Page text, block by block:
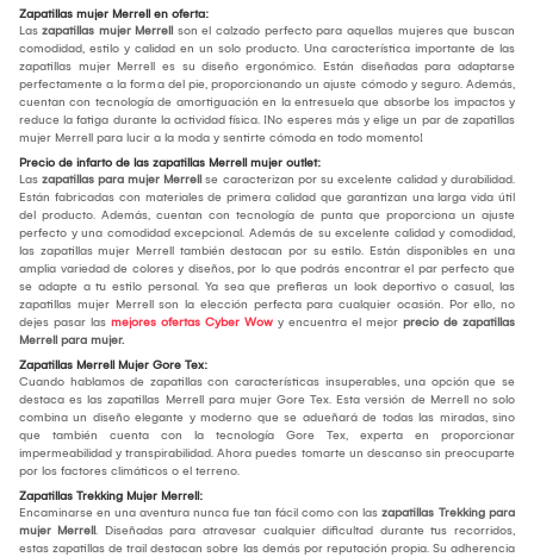
Zapatillas mujer Merrell en oferta:
Las zapatillas mujer Merrell son el calzado perfecto para aquellas mujeres que buscan
comodidad, estilo y calidad en un solo producto. Una característica importante de las
zapatillas mujer Merrell es su diseño ergonómico. Están diseñadas para adaptarse
perfectamente a la forma del pie, proporcionando un ajuste cómodo y seguro. Además,
cuentan con tecnología de amortiguación en la entresuela que absorbe los impactos y
reduce la fatiga durante la actividad física. ¡No esperes más y elige un par de zapatillas
mujer Merrell para lucir a la moda y sentirte cómoda en todo momento!
Precio de infarto de las zapatillas Merrell mujer outlet:
Las zapatillas para mujer Merrell se caracterizan por su excelente calidad y durabilidad.
Están fabricadas con materiales de primera calidad que garantizan una larga vida útil
del producto. Además, cuentan con tecnología de punta que proporciona un ajuste
perfecto y una comodidad excepcional. Además de su excelente calidad y comodidad,
las zapatillas mujer Merrell también destacan por su estilo. Están disponibles en una
amplia variedad de colores y diseños, por lo que podrás encontrar el par perfecto que
se adapte a tu estilo personal. Ya sea que prefieras un look deportivo o casual, las
zapatillas mujer Merrell son la elección perfecta para cualquier ocasión. Por ello, no
dejes pasar las mejores ofertas Cyber Wow y encuentra el mejor precio de zapatillas
Merrell para mujer.
Zapatillas Merrell Mujer Gore Tex:
Cuando hablamos de zapatillas con características insuperables, una opción que se
destaca es las zapatillas Merrell para mujer Gore Tex. Esta versión de Merrell no solo
combina un diseño elegante y moderno que se adueñará de todas las miradas, sino
que también cuenta con la tecnología Gore Tex, experta en proporcionar
impermeabilidad y transpirabilidad. Ahora puedes tomarte un descanso sin preocuparte
por los factores climáticos o el terreno.
Zapatillas Trekking Mujer Merrell:
Encaminarse en una aventura nunca fue tan fácil como con las zapatillas Trekking para
mujer Merrell. Diseñadas para atravesar cualquier dificultad durante tus recorridos,
estas zapatillas de trail destacan sobre las demás por reputación propia. Su adherencia